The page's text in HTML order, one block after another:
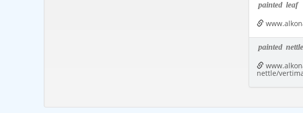
painted leaf
painted nettle
nettle/